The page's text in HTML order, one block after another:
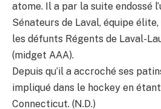
atome. Il a par la suite endossé
Sénateurs de Laval, équipe
les défunts Régents de Laval-
(midget AAA).
Depuis qu’il a accroché ses
impliqué dans le hockey en
Connecticut. (N.D.)